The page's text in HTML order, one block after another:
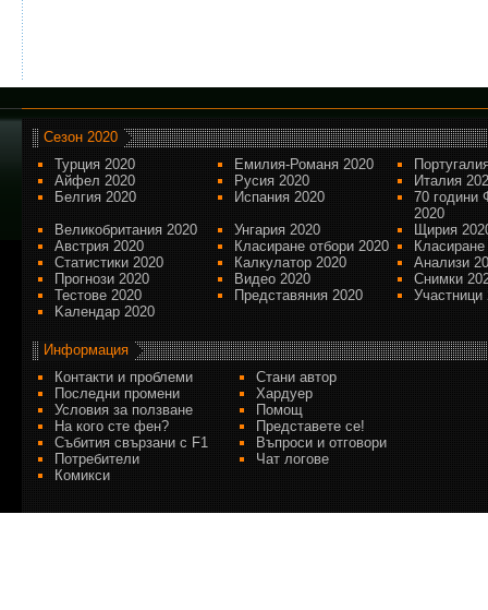
Сезон 2020
Турция 2020
Емилия-Романя 2020
Айфел 2020
Русия 2020
Италия
Белгия 2020
Испания 2020
70 години
2020
Великобритания 2020
Унгария 2020
Щирия
Австрия 2020
Класиране отбори 2020
Статистики 2020
Калкулатор 2020
Анализи
Прогнози 2020
Видео 2020
Снимки
Тестове 2020
Представяния 2020
Участници
Kалендар 2020
Информация
Контакти и проблеми
Стани автор
Последни промени
Хардуер
Условия за ползване
Помощ
На кого сте фен?
Представете се!
Събития свързани с F1
Въпроси и отговори
Потребители
Чат логове
Комикси